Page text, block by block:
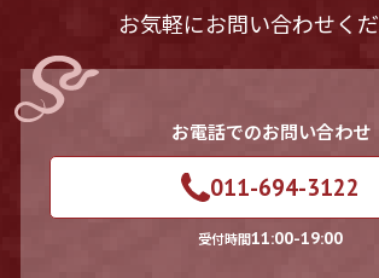
お気軽にお問い合わせく
お電話でのお問い合わせ
011-694-3122
受付時間11:00-19:00